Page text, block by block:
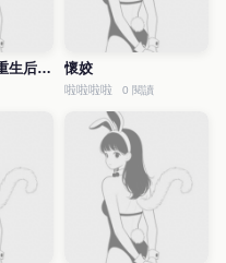
七零：全家人重生后就寵我 懷姣
啦啦啦啦 0 閱讀